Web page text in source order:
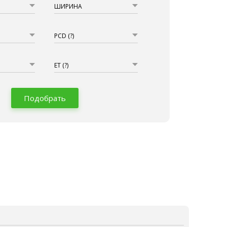
ШИРИНА
PCD (?)
ET (?)
Подобрать